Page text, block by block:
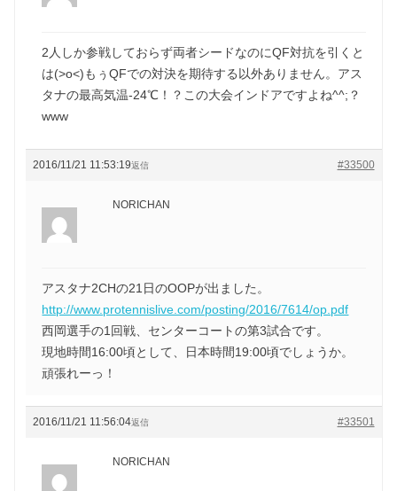
2人しか参戦しておらず両者シードなのにQF対抗を引くと
は(>o<)もぅQFでの対決を期待する以外ありません。アス
タナの最高気温-24℃！？この大会インドアですよね^^;？
www
2016/11/21 11:53:19 #33500
返信
NORICHAN
アスタナ2CHの21日のOOPが出ました。
http://www.protennislive.com/posting/2016/7614/op.pdf
西岡選手の1回戦、センターコートの第3試合です。
現地時間16:00頃として、日本時間19:00頃でしょうか。
頑張れーっ！
2016/11/21 11:56:04 #33501
返信
NORICHAN